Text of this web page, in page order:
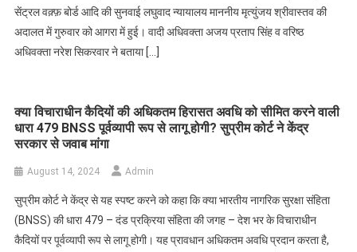
सेंट्रल वक़्फ़ बोर्ड आदि की सुनवाई लघुवाद न्यायालय माननीय मृत्युंजय श्रीवास्तव की
अदालत में गुरुवार को आगरा में हुई। वादी अधिवक्ता अजय प्रताप सिंह व वरिष्ठ
अधिवक्ता नरेश सिकरवार ने बताया […]
क्या विचाराधीन कैदियों की अधिकतम हिरासत अवधि को सीमित करने वाली
धारा 479 BNSS पूर्वव्यापी रूप से लागू होगी? सुप्रीम कोर्ट ने केंद्र
सरकार से जवाब मांगा
August 14, 2024 Admin
सुप्रीम कोर्ट ने केंद्र से यह स्पष्ट करने को कहा कि क्या भारतीय नागरिक सुरक्षा संहिता
(BNSS) की धारा 479 – दंड प्रक्रिया संहिता की जगह – देश भर के विचाराधीन
कैदियों पर पूर्वव्यापी रूप से लागू होगी। यह प्रावधान अधिकतम अवधि प्रदान करता है,